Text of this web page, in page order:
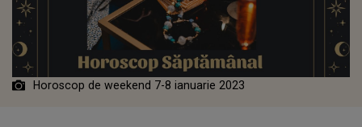
Horoscop de weekend 7-8 ianuarie 2023